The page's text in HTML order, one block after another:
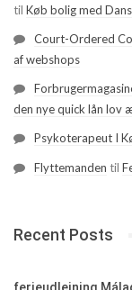
til Køb bolig med
Court-Ordered
af webshops
den nye quick lån lov
Psykoterapeut I
Flyttemanden til
Recent Posts